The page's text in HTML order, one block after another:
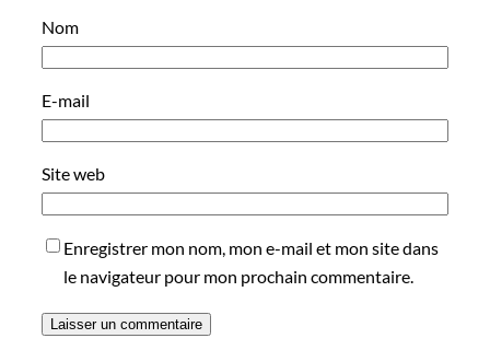
Nom
E-mail
Site web
Enregistrer mon nom, mon e-mail et mon site dans
le navigateur pour mon prochain commentaire.